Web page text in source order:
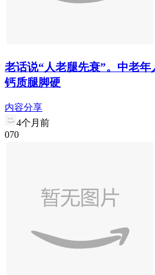
老话说“人老腿先衰”。中老年
钙质腿脚硬
内容分享
4个月前
070